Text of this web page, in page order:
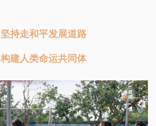
坚持走和平发展道路
构建人类命运共同体